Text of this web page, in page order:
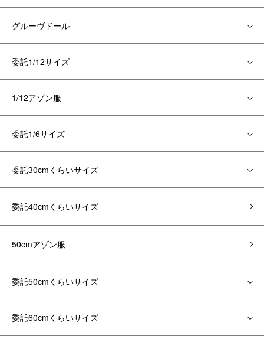
グルーヴドール
委託1/12サイズ
1/12アゾン服
委託1/6サイズ
委託30cmくらいサイズ
委託40cmくらいサイズ
50cmアゾン服
委託50cmくらいサイズ
委託60cmくらいサイズ